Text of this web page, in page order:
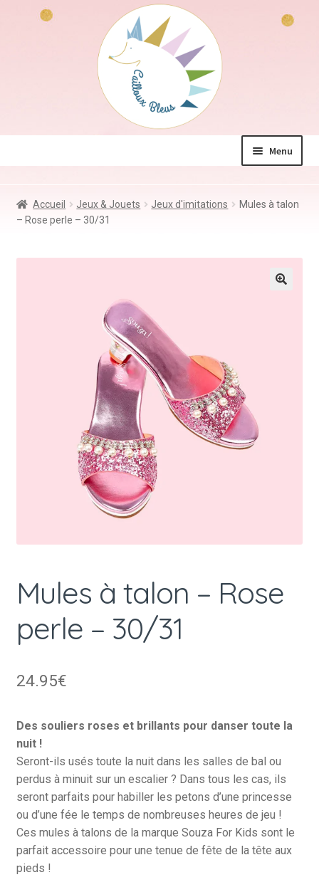
Menu
Jeux & Jouets
Accueil Jeux & Jouets Jeux d'imitations
Mules à talon
– Rose perle – 30/31
Mules à talon – Rose
perle – 30/31
24.95€
Des souliers roses et brillants pour danser toute la
nuit !
Seront-ils usés toute la nuit dans les salles de bal ou
perdus à minuit sur un escalier ? Dans tous les cas, ils
seront parfaits pour habiller les petons d’une princesse
ou d’une fée le temps de nombreuses heures de jeu !
Ces mules à talons de la marque Souza For Kids sont le
parfait accessoire pour une tenue de fête de la tête aux
pieds !